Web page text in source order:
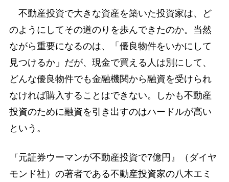
不動産投資で大きな資産を築いた投資家は、ど
のようにしてその道のりを歩んできたのか。当然
ながら重要になるのは、「優良物件をいかにして
見つけるか」だが、現金で買える人は別にして、
どんな優良物件でも金融機関から融資を受けられ
なければ購入することはできない。しかも不動産
投資のために融資を引き出すのはハードルが高い
という。
『元証券ウーマンが不動産投資で7億円』（ダイヤ
モンド社）の著者である不動産投資家の八木エミ